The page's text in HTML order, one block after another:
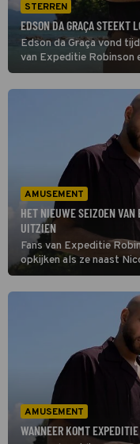
STERREN
EDSON DA GRAÇA STEEKT
Edson da Graça vond
van Expeditie Robinson
presentator Nicolette
heel erg dankbaar te
AMUSEMENT
HET NIEUWE SEIZOEN VAN
UITZIEN
Fans van Expeditie
opkijken als ze naast
presentator zien. Het
AMUSEMENT
WANNEER KOMT